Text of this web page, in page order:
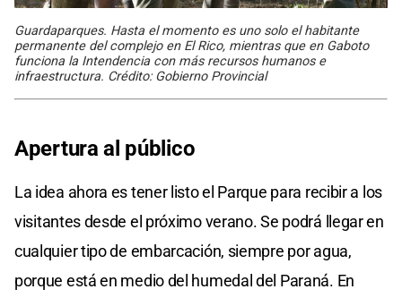
Guardaparques. Hasta el momento es uno solo el habitante
permanente del complejo en El Rico, mientras que en Gaboto
funciona la Intendencia con más recursos humanos e
infraestructura. Crédito: Gobierno Provincial
Apertura al público
La idea ahora es tener listo el Parque para recibir a los
visitantes desde el próximo verano. Se podrá llegar en
cualquier tipo de embarcación, siempre por agua,
porque está en medio del humedal del Paraná. En